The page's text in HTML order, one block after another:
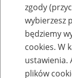
zgody
wybierzesz
będziemy
cookies. W
ustawienia.
plików